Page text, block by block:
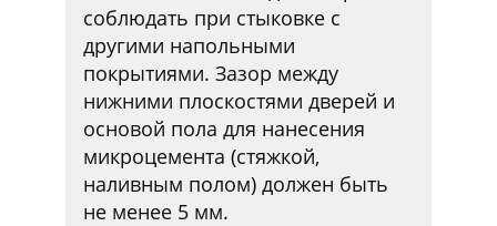
соблюдать при стыковке с
другими напольными
покрытиями. Зазор между
нижними плоскостями дверей и
основой пола для нанесения
микроцемента (стяжкой,
наливным полом) должен быть
не менее 5 мм.